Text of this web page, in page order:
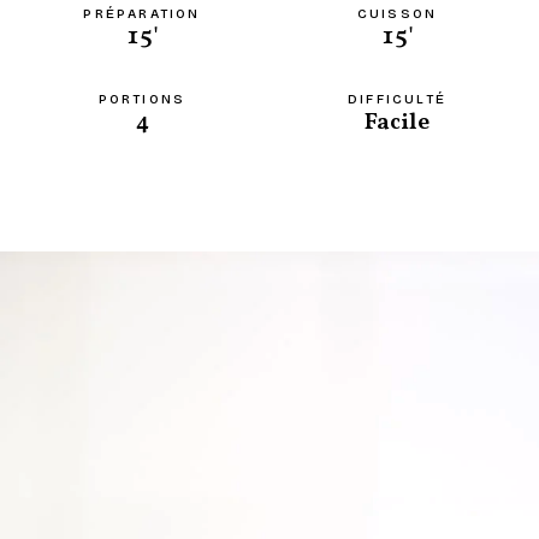
PRÉPARATION
15'
CUISSON
15'
PORTIONS
4
DIFFICULTÉ
Facile